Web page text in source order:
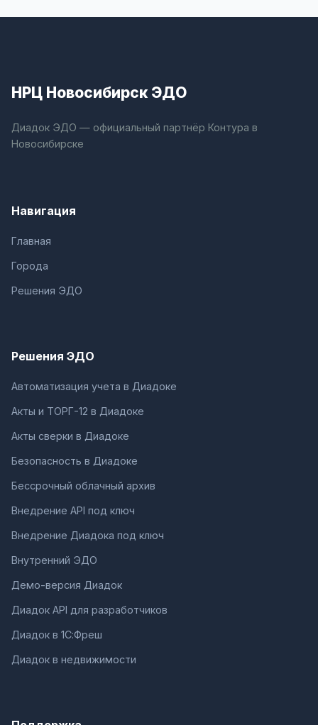
НРЦ Новосибирск ЭДО
Диадок ЭДО — официальный партнёр Контура в
Новосибирске
Навигация
Главная
Города
Решения ЭДО
Решения ЭДО
Автоматизация учета в Диадоке
Акты и ТОРГ-12 в Диадоке
Акты сверки в Диадоке
Безопасность в Диадоке
Бессрочный облачный архив
Внедрение API под ключ
Внедрение Диадока под ключ
Внутренний ЭДО
Демо-версия Диадок
Диадок API для разработчиков
Диадок в 1С:Фреш
Диадок в недвижимости